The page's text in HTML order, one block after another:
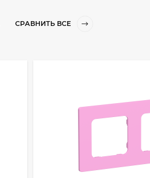
СРАВНИТЬ ВСЕ